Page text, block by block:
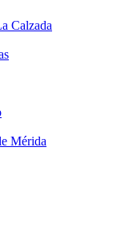
Calzada
Mérida